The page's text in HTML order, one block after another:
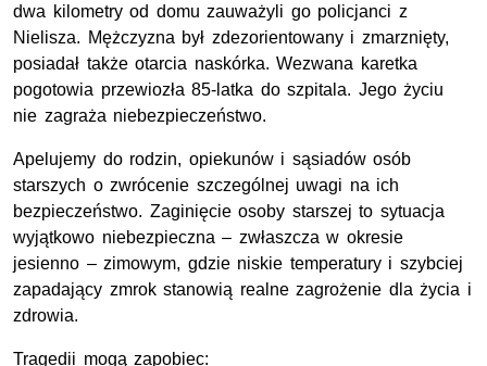
dwa kilometry od domu zauważyli go policjanci z
Nielisza. Mężczyzna był zdezorientowany i zmarznięty,
posiadał także otarcia naskórka. Wezwana karetka
pogotowia przewiozła 85-latka do szpitala. Jego życiu
nie zagraża niebezpieczeństwo.
Apelujemy do rodzin, opiekunów i sąsiadów osób
starszych o zwrócenie szczególnej uwagi na ich
bezpieczeństwo. Zaginięcie osoby starszej to sytuacja
wyjątkowo niebezpieczna – zwłaszcza w okresie
jesienno – zimowym, gdzie niskie temperatury i szybciej
zapadający zmrok stanowią realne zagrożenie dla życia i
zdrowia.
Tragedii mogą zapobiec: